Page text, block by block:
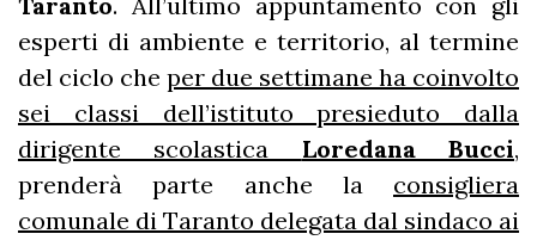
esperti di ambiente e territorio, al termine
del ciclo che per due settimane ha coinvolto
sei classi dell’istituto presieduto dalla
dirigente scolastica Loredana Bucci,
prenderà parte anche la consigliera
comunale di Taranto delegata dal sindaco ai